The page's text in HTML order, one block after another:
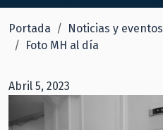
Portada Noticias y eventos
Foto MH al día
Abril 5, 2023